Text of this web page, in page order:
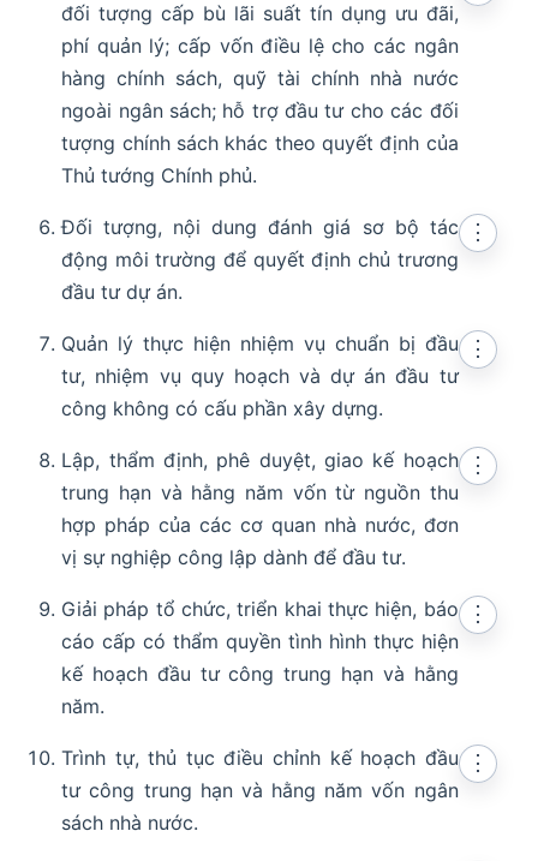
đối tượng cấp bù lãi suất tín dụng ưu đãi,
phí quản lý; cấp vốn điều lệ cho các ngân
hàng chính sách, quỹ tài chính nhà nước
ngoài ngân sách; hỗ trợ đầu tư cho các đối
tượng chính sách khác theo quyết định của
Thủ tướng Chính phủ.
Đối tượng, nội dung đánh giá sơ bộ tác
động môi trường để quyết định chủ trương
đầu tư dự án.
⋮
Quản lý thực hiện nhiệm vụ chuẩn bị đầu
tư, nhiệm vụ quy hoạch và dự án đầu tư
công không có cấu phần xây dựng.
⋮
Lập, thẩm định, phê duyệt, giao kế hoạch
trung hạn và hằng năm vốn từ nguồn thu
hợp pháp của các cơ quan nhà nước, đơn
vị sự nghiệp công lập dành để đầu tư.
⋮
Giải pháp tổ chức, triển khai thực hiện, báo
cáo cấp có thẩm quyền tình hình thực hiện
kế hoạch đầu tư công trung hạn và hằng
năm.
⋮
Trình tự, thủ tục điều chỉnh kế hoạch đầu
tư công trung hạn và hằng năm vốn ngân
sách nhà nước.
⋮